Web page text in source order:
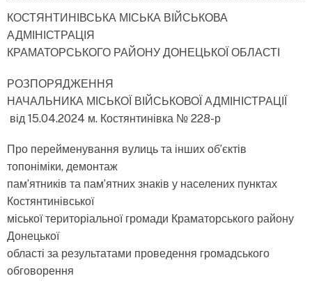
КОСТЯНТИНІВСЬКА МІСЬКА ВІЙСЬКОВА
АДМІНІСТРАЦІЯ
КРАМАТОРСЬКОГО РАЙОНУ ДОНЕЦЬКОЇ ОБЛАСТІ
РОЗПОРЯДЖЕННЯ
НАЧАЛЬНИКА МІСЬКОЇ ВІЙСЬКОВОЇ АДМІНІСТРАЦІЇ
від 15.04.2024 м. Костянтинівка № 228-р
Про перейменування вулиць та інших об’єктів
топоніміки, демонтаж
пам’ятників та пам’ятних знаків у населених пунктах
Костянтинівської
міської територіальної громади Краматорського району
Донецької
області за результатами проведення громадського
обговорення